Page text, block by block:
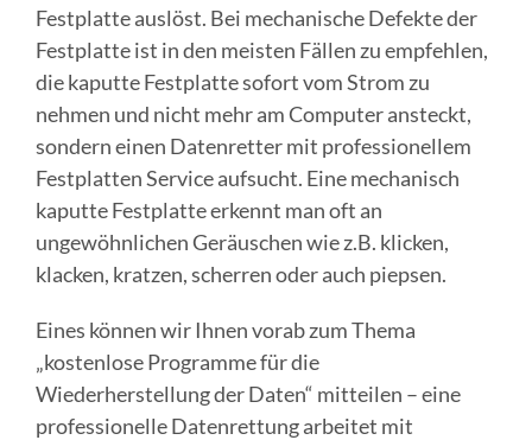
Festplatte auslöst. Bei mechanische Defekte der
Festplatte ist in den meisten Fällen zu empfehlen,
die kaputte Festplatte sofort vom Strom zu
nehmen und nicht mehr am Computer ansteckt,
sondern einen Datenretter mit professionellem
Festplatten Service aufsucht. Eine mechanisch
kaputte Festplatte erkennt man oft an
ungewöhnlichen Geräuschen wie z.B. klicken,
klacken, kratzen, scherren oder auch piepsen.
Eines können wir Ihnen vorab zum Thema
„kostenlose Programme für die
Wiederherstellung der Daten“ mitteilen – eine
professionelle Datenrettung arbeitet mit